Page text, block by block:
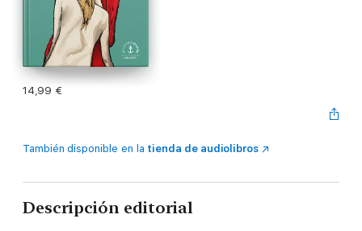
14,99 €
También disponible en la tienda de audiolibros
Descripción editorial